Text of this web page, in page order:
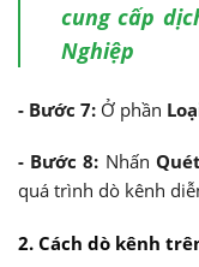
cung cấp
Nghiệp
- Bước 7: Ở phần
- Bước 8: Nhấn Quét
quá trình dò kênh
2. Cách dò kênh